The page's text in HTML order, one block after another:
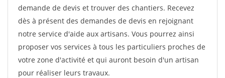
demande de devis et trouver des chantiers. Recevez
dès à présent des demandes de devis en rejoignant
notre service d'aide aux artisans. Vous pourrez ainsi
proposer vos services à tous les particuliers proches de
votre zone d'activité et qui auront besoin d'un artisan
pour réaliser leurs travaux.